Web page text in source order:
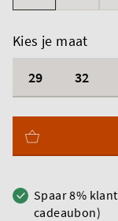
Kies je maat
29
32
Spaar 8%
cadeaubon)